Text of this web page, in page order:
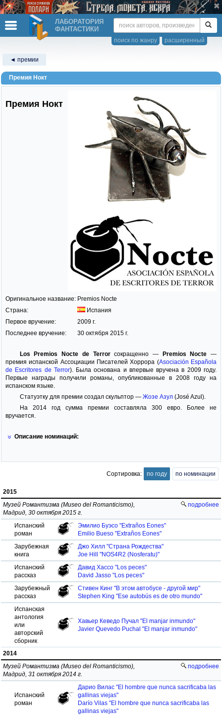
ЛАБОРАТОРИЯ
ФАНТАСТИКИ
расширенный
поиск по жанру
◄ премии
Премия Нокт
Премия Нокт
Оригинальное название: Premios Nocte
Страна:
Испания
Первое вручение:
2009 г.
Последнее вручение:
30 октября 2015 г.
Los Premios Nocte de Terrorсокращенно — Premios Nocte —
премия испанской Ассоциации Писателей Хоррора (Asociación Española
de Escritores de Terror). Была основана и впервые вручена в 2009 году.
Первые награды получили романы, опубликованные в 2008 году на
испанском языке.
Статуэтку для премии создал скульптор — Жозе Азул(José Azul).
На 2014 год сумма премии составляла 300 евро. Более не
вручается.
Описание номинаций:
Сортировка: по году по номинации
2015
подробнее
Музей Романтизма (Museo del Romanticismo),
Мадрид, 30 октября 2015 г.
Испанский
роман
Эмилио Буэсо "Extraños Eones"
Emilio Bueso "Extraños Eones"
Зарубежная
книга
Джо Хилл "Страна Рождества"
Joe Hill "NOS4R2 (Nosferatu)"
Испанский
рассказ
Давид Хассо "Los peces"
David Jasso "Los peces"
Зарубежный
рассказ
Стивен Кинг "В этом автобусе - другой мир"
Stephen King "Ese autobús es de otro mundo"
Испанская
антология
или
авторский
сборник
Хавьер Кеведо Пучал "El manjar inmundo"
Javier Quevedo Puchal "El manjar inmundo"
2014
подробнее
Музей Романтизма (Museo del Romanticismo),
Мадрид, 31 октября 2014 г.
Испанский
роман
Дарио Вилас "El hombre que nunca sacrificaba las
gallinas viejas"
Darío Vilas "El hombre que nunca sacrificaba las
gallinas viejas"